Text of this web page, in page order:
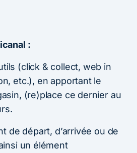
:
(click & collect, web in
etc.), en apportant le
(re)place ce dernier au
de départ, d’arrivée ou de
un élément